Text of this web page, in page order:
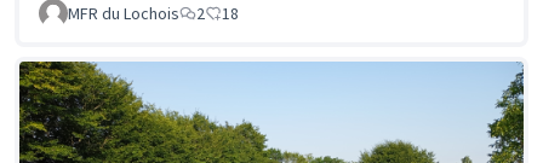
MFR du Lochois
2 18